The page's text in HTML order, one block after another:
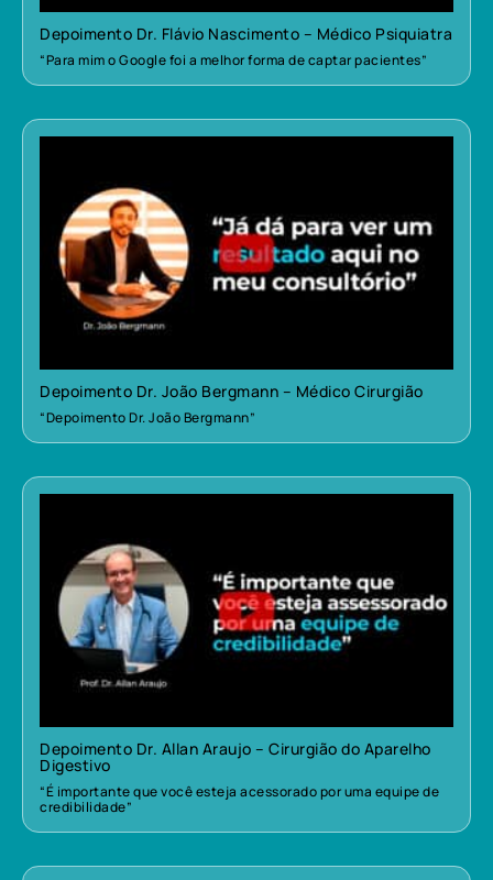
Depoimento Dr. Flávio Nascimento – Médico Psiquiatra
“Para mim o Google foi a melhor forma de captar pacientes”
Depoimento Dr. João Bergmann – Médico Cirurgião
“Depoimento Dr. João Bergmann”
Depoimento Dr. Allan Araujo – Cirurgião do Aparelho
Digestivo
“É importante que você esteja acessorado por uma equipe de
credibilidade”